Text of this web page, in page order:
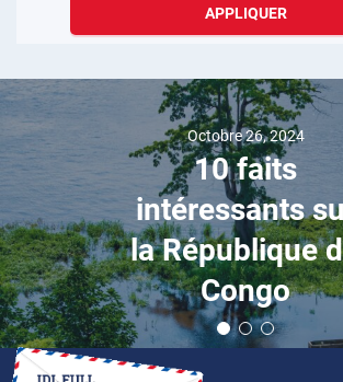
APPLIQUER
Octobre 26, 2024
10 faits
intéressants
la République
Congo